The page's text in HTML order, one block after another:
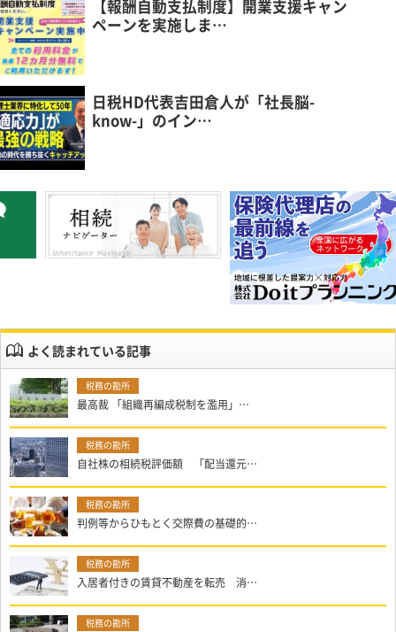
【報酬自動支払制度】開業支援キャン
ペーンを実施しま…
日税HD代表吉田倉人が「社長脳-
know-」のイン…
よく読まれている記事
最高裁 「組織再編成税制を濫用」…
自社株の相続税評価額 「配当還元…
判例等からひもとく交際費の基礎的…
入居者付きの賃貸不動産を転売 消…